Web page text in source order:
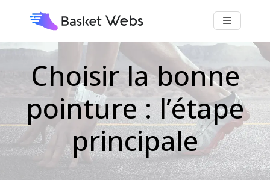
Choisir la bonne
pointure : l’étape
principale